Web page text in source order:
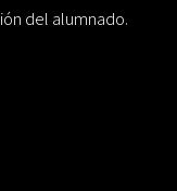
del alumnado.